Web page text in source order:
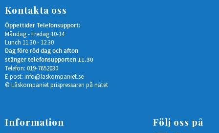
Kontakta oss
Öppettider Telefonsupport:
Måndag - Fredag 10-14
Lunch 11.30 - 12.30
Dag före röd dag och afton
stänger telefonsupporten 11.30
Telefon: 019-7652030
E-post: info@laskompaniet.se
© Låskompaniet prispressaren på nätet
Information Följ oss på